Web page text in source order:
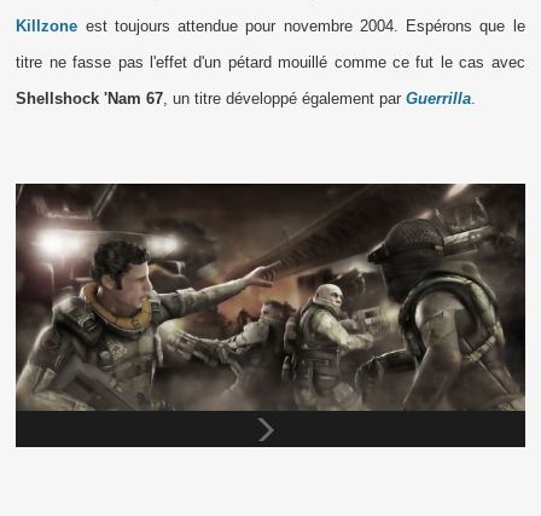
Killzone est toujours attendue pour novembre 2004. Espérons que le
titre ne fasse pas l'effet d'un pétard mouillé comme ce fut le cas avec
Shellshock 'Nam 67 , un titre développé également parGuerrilla